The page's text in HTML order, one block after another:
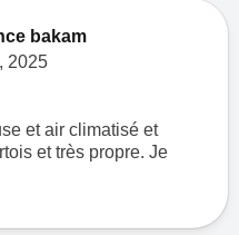
bakam
2025
et air climatisé et
et très propre. Je